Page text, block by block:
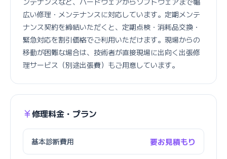
広い修理・メンテナンスに対応しています。定期メンテ
ナンス契約を締結いただくと、定期点検・消耗品交換・
緊急対応を割引価格でご利用いただけます。現場からの
移動が困難な場合は、技術者が直接現場に出向く出張修
理サービス（別途出張費）もご用意しています。
修理料金・プラン
基本診断費用 要お見積もり